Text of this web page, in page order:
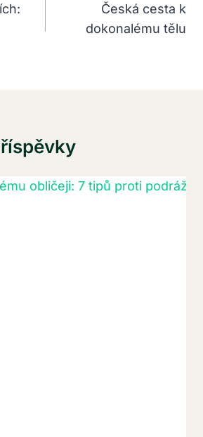
Česká cesta k
dokonalému tělu